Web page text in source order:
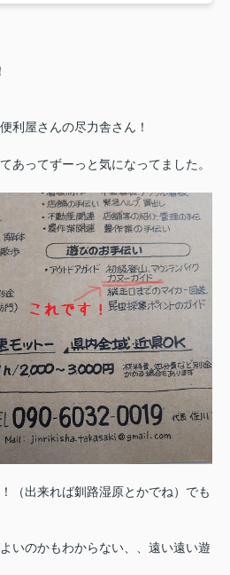
利屋さんの尽力舎さん！
あってずーっと気になってました。
（出来れば釧路湿原とかでね）でも
いのかもわからない、、遠い遠い遊